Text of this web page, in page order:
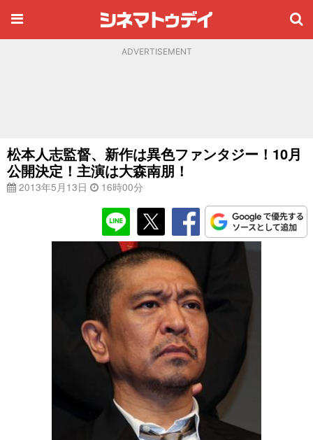
ADVERTISEMENT
松本人志監督、新作は異色ファンタジー！10月
公開決定！主演は大森南朋！
2013年5月13日 16時00分